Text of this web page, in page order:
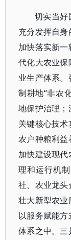
切实当好
充分发挥自身
加快落实新
代化大农业
业生产体系
制耕地“非农
地保护治理
关键核心技
农户种粮利
加快建设现
理和运行机
社、农业龙
壮大新型农业
以服务赋能
体系之中。